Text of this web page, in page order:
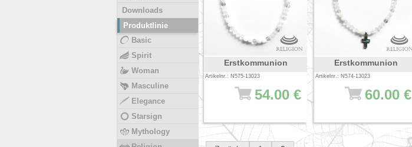
Erstkommunion
Artikelnr.: N575-13023
54.00 €
Erstkommunion
Artikelnr.: N574-13023
60.00 €
Downloads
Produktlinie
Basic
Spirit
Woman
Masculine
Elegance
Starsign
Mythology